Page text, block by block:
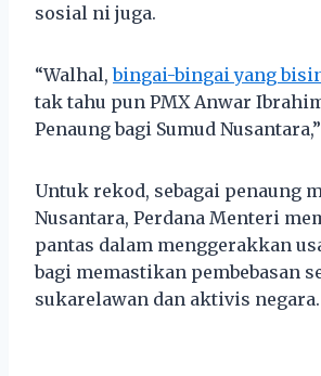
sosial ni juga.
“Walhal,bingai-bingai yang
tak tahu pun PMX Anwar
Penaung bagi Sumud
Untuk rekod, sebagai penaung
Nusantara, Perdana Menteri
pantas dalam menggerakkan
bagi memastikan pembebasan
sukarelawan dan aktivis negara.